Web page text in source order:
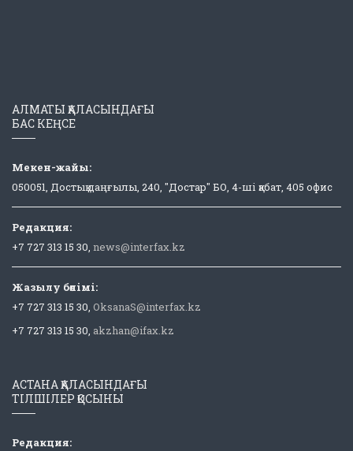
АЛМАТЫ ҚАЛАСЫНДАҒЫ
БАС КЕҢСЕ
Мекен-жайы:
050051, Достық даңғылы, 240, "Достар" БО, 4-ші қабат, 405 офис
Редакция:
+7 727 313 15 30, news@interfax.kz
Жазылу бөлімі:
+7 727 313 15 30, OksanaS@interfax.kz
+7 727 313 15 30, akzhan@ifax.kz
АСТАНА ҚАЛАСЫНДАҒЫ
ТІЛШІЛЕР ҚОСЫНЫ
Редакция: